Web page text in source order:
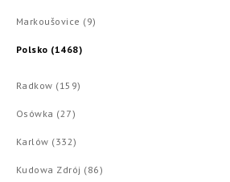
Markoušovice (9)
Polsko (1468)
Radkow (159)
Osówka (27)
Karlów (332)
Kudowa Zdrój (86)